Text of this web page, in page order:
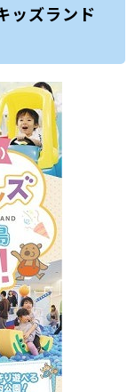
ッズランド